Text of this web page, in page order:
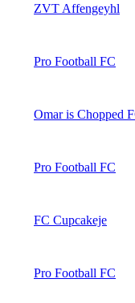
ZVT Affengeyhl
Pro Football FC
Omar is Chopped
Pro Football FC
FC Cupcakeje
Pro Football FC